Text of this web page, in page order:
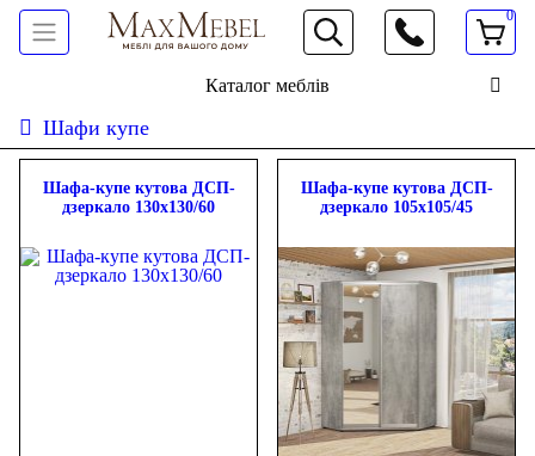
066 472 19 61
0
Каталог меблів
Шафи купе
Шафа-купе кутова ДСП-
дзеркало 130х130/60
Шафа-купе кутова ДСП-
дзеркало 105х105/45